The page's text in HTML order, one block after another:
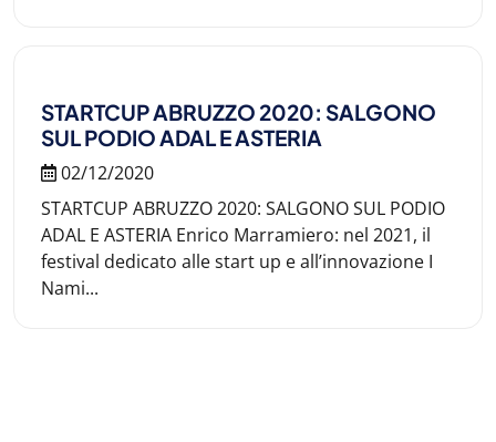
STARTCUP ABRUZZO 2020: SALGONO
SUL PODIO ADAL E ASTERIA
02/12/2020
STARTCUP ABRUZZO 2020: SALGONO SUL PODIO
ADAL E ASTERIA Enrico Marramiero: nel 2021, il
festival dedicato alle start up e all’innovazione I
Nami...